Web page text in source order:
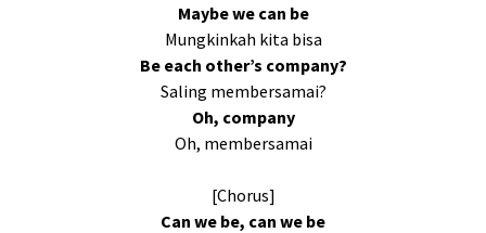
Maybe we can be
Mungkinkah kita bisa
Be each other’s company?
Saling membersamai?
Oh, company
Oh, membersamai
[Chorus]
Can we be, can we be